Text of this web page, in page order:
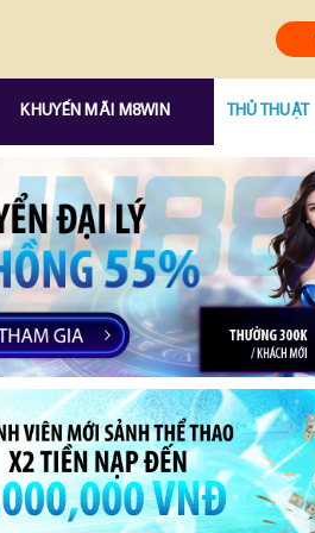
KHUYẾN MÃI M8WIN THỦ THUẬT